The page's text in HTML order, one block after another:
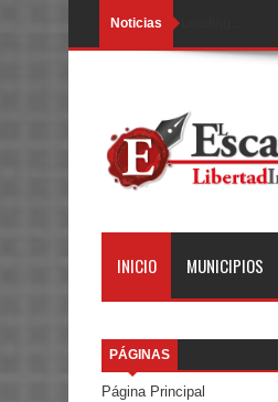
Noticias
INICIO MUNICIPIOS
PÁGINAS
Página Principal